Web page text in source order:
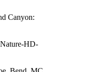
Canyon: